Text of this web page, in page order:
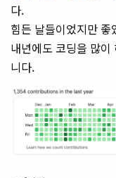
다.
힘든 날들이었지만 좋
내년에도 코딩을 많
니다.